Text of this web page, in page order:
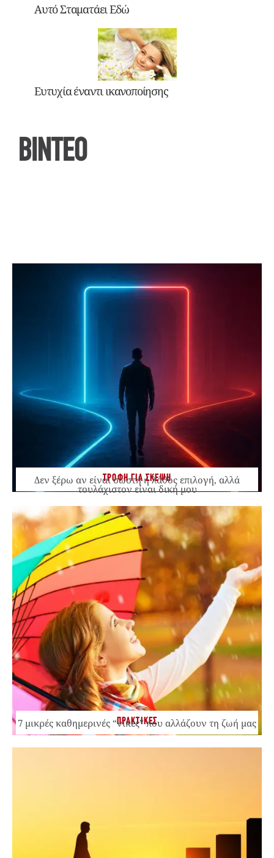
Αυτό Σταματάει Εδώ
Ευτυχία έναντι ικανοποίησης
ΒΙΝΤΕΟ
ΤΡΟΦΗ ΓΙΑ ΣΚΕΨΗ
Δεν ξέρω αν είναι σωστή ή λάθος επιλογή, αλλά
τουλάχιστον είναι δική μου
ΠΡΑΚΤΙΚΕΣ
7 μικρές καθημερινές “νίκες” που αλλάζουν τη ζωή μας